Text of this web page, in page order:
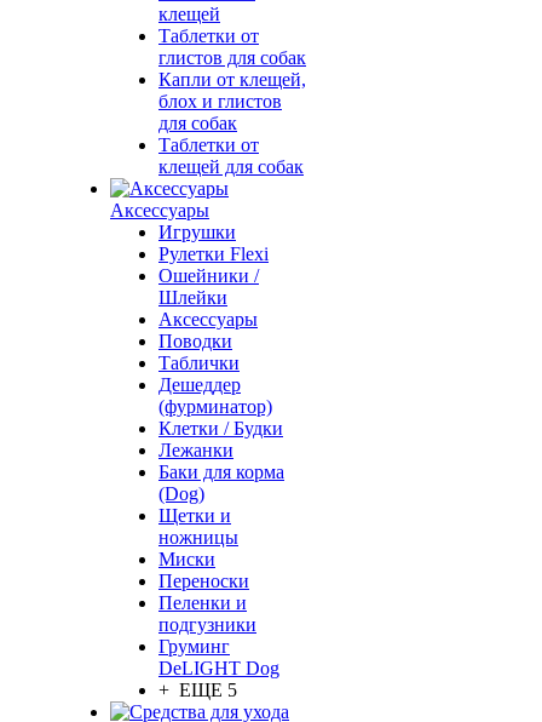
клещей
Таблетки от
глистов для собак
Капли от клещей,
блох и глистов
для собак
Таблетки от
клещей для собак
Аксессуары
Игрушки
Рулетки Flexi
Ошейники /
Шлейки
Аксессуары
Поводки
Таблички
Дешеддер
(фурминатор)
Клетки / Будки
Лежанки
Баки для корма
(Dog)
Щетки и
ножницы
Миски
Переноски
Пеленки и
подгузники
Груминг
DeLIGHT Dog
+ ЕЩЕ 5